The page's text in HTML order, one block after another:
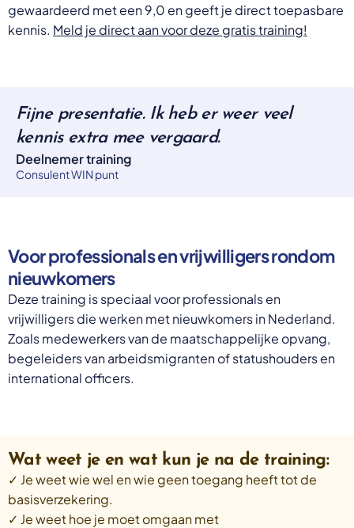
gewaardeerd met een 9,0 en geeft je direct toepasbare
kennis. Meld je direct aan voor deze gratis training!
Fijne presentatie. Ik heb er weer veel
kennis extra mee vergaard.
Deelnemer training
Consulent WIN punt
Voor professionals en vrijwilligers rondom
nieuwkomers
Deze training is speciaal voor professionals en
vrijwilligers die werken met nieuwkomers in Nederland.
Zoals medewerkers van de maatschappelijke opvang,
begeleiders van arbeidsmigranten of statushouders en
international officers.
Wat weet je en wat kun je na de training:
✓ Je weet wie wel en wie geen toegang heeft tot de
basisverzekering.
✓ Je weet hoe je moet omgaan met